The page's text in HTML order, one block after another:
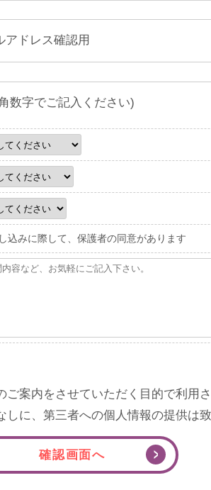
アドレス確認用
数字でご記入ください)
込みに際して、保護者の同意があります
案内をさせていただく目的で利用さ
に、第三者への個人情報の提供は致